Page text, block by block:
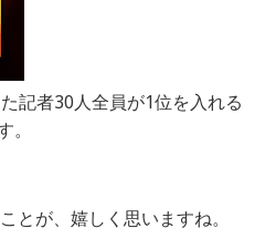
記者30人全員が1位を入れる
とが、嬉しく思いますね。